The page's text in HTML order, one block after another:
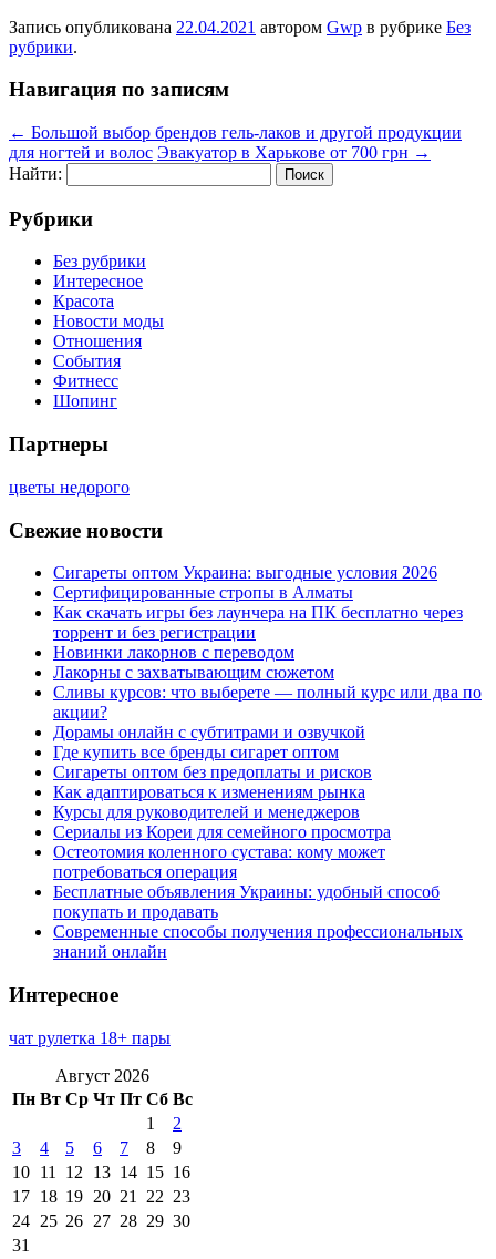
Запись опубликована 22.04.2021 автором Gwp в рубрике Без
рубрики.
Навигация по записям
← Большой выбор брендов гель-лаков и другой продукции
для ногтей и волос Эвакуатор в Харькове от 700 грн →
Найти:
Рубрики
Без рубрики
Интересное
Красота
Новости моды
Отношения
События
Фитнесс
Шопинг
Партнеры
цветы недорого
Свежие новости
Сигареты оптом Украина: выгодные условия 2026
Сертифицированные стропы в Алматы
Как скачать игры без лаунчера на ПК бесплатно через
торрент и без регистрации
Новинки лакорнов с переводом
Лакорны с захватывающим сюжетом
Сливы курсов: что выберете — полный курс или два по
акции?
Дорамы онлайн с субтитрами и озвучкой
Где купить все бренды сигарет оптом
Сигареты оптом без предоплаты и рисков
Как адаптироваться к изменениям рынка
Курсы для руководителей и менеджеров
Сериалы из Кореи для семейного просмотра
Остеотомия коленного сустава: кому может
потребоваться операция
Бесплатные объявления Украины: удобный способ
покупать и продавать
Современные способы получения профессиональных
знаний онлайн
Интересное
чат рулетка 18+ пары
Август 2026
Пн Вт Ср Чт Пт Сб Вс
1
2
3
4 5 6 7 8
9
10 11 12 13 14 15 16
17 18 19 20 21 22 23
24 25 26 27 28 29 30
31